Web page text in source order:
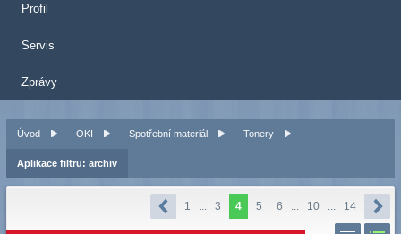
Profil
Servis
Zprávy
Úvod OKI Spotřební materiál Tonery
Aplikace filtru: archiv
1 ... 3 4 5 6 ... 10 ... 14